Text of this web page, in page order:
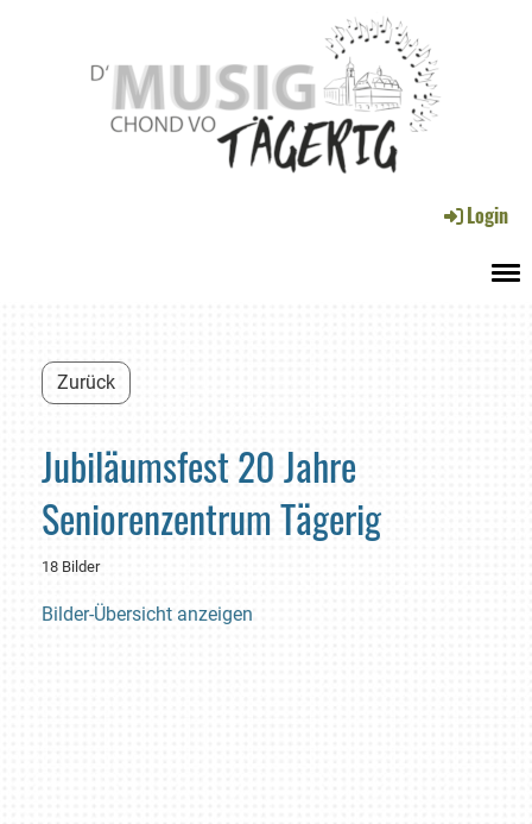
Login
Zurück
Jubiläumsfest 20 Jahre
Seniorenzentrum Tägerig
18 Bilder
Bilder-Übersicht anzeigen